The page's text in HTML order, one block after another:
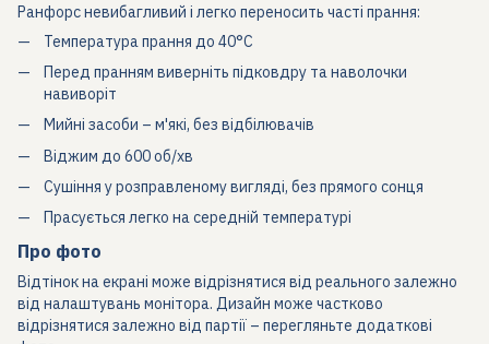
Ранфорс невибагливий і легко переносить часті прання:
Температура прання до 40°C
Перед пранням виверніть підковдру та наволочки
навиворіт
Мийні засоби – м'які, без відбілювачів
Віджим до 600 об/хв
Сушіння у розправленому вигляді, без прямого сонця
Прасується легко на середній температурі
Про фото
Відтінок на екрані може відрізнятися від реального залежно
від налаштувань монітора. Дизайн може частково
відрізнятися залежно від партії – перегляньте додаткові